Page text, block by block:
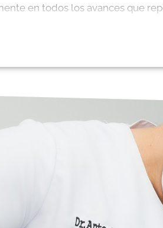
en todos los avances que
call center, administrativos,